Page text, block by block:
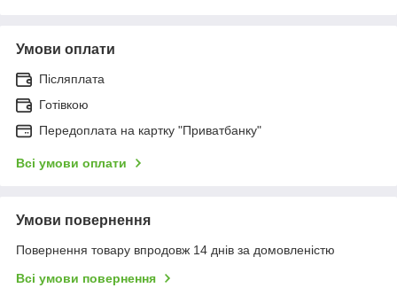
Умови оплати
Післяплата
Готівкою
Передоплата на картку "Приватбанку"
Всі умови оплати
Умови повернення
Повернення товару впродовж 14 днів за домовленістю
Всі умови повернення